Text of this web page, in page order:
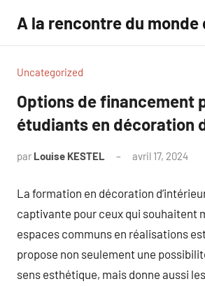
contenu
A la rencontre du monde
Uncategorized
Options de financement
étudiants en décoration
par Louise KESTEL avril 17, 2024
La formation en décoration
captivante pour ceux qui souhaitent
espaces communs en réalisations
propose non seulement une
sens esthétique, mais donne aussi